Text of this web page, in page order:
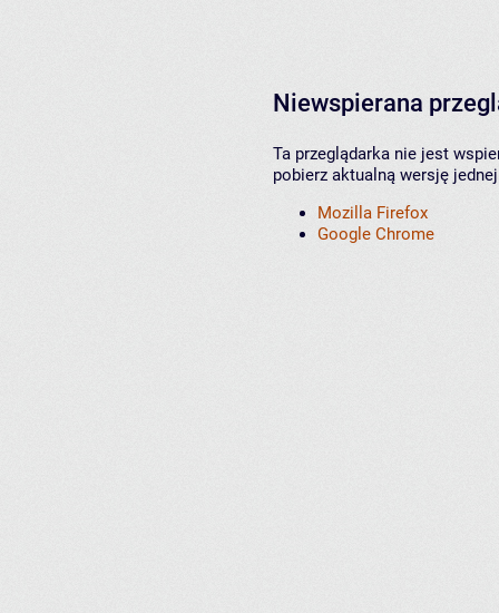
Niewspierana
Ta przeglądarka nie jest
pobierz aktualną wersję
Mozilla Firefox
Google Chrome